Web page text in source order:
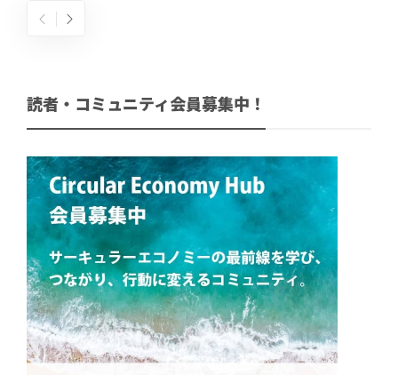
読者・コミュニティ会員募集中！